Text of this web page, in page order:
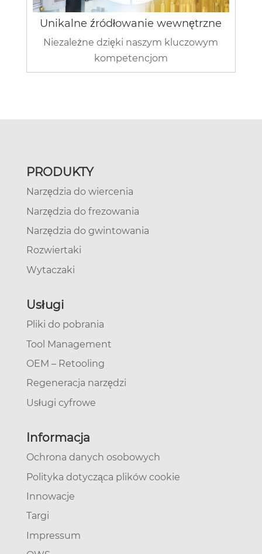
Unikalne źródłowanie wewnętrzne
Niezależne dzięki naszym kluczowym
kompetencjom
PRODUKTY
Narzędzia do wiercenia
Narzędzia do frezowania
Narzędzia do gwintowania
Rozwiertaki
Wytaczaki
Usługi
Pliki do pobrania
Tool Management
OEM – Retooling
Regeneracja narzędzi
Usługi cyfrowe
Informacja
Ochrona danych osobowych
Polityka dotycząca plików cookie
Innowacje
Targi
Impressum